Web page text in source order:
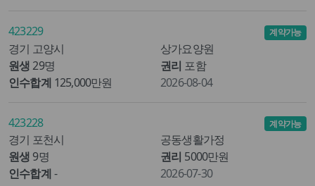
423229
경기 고양시
상가요양원
원생 29명 권리 포함
인수합계 125,000만원
계약가능
2026-08-04
423228
경기 포천시
공동생활가정
원생 9명 권리 5000만원
인수합계-
계약가능
2026-07-30